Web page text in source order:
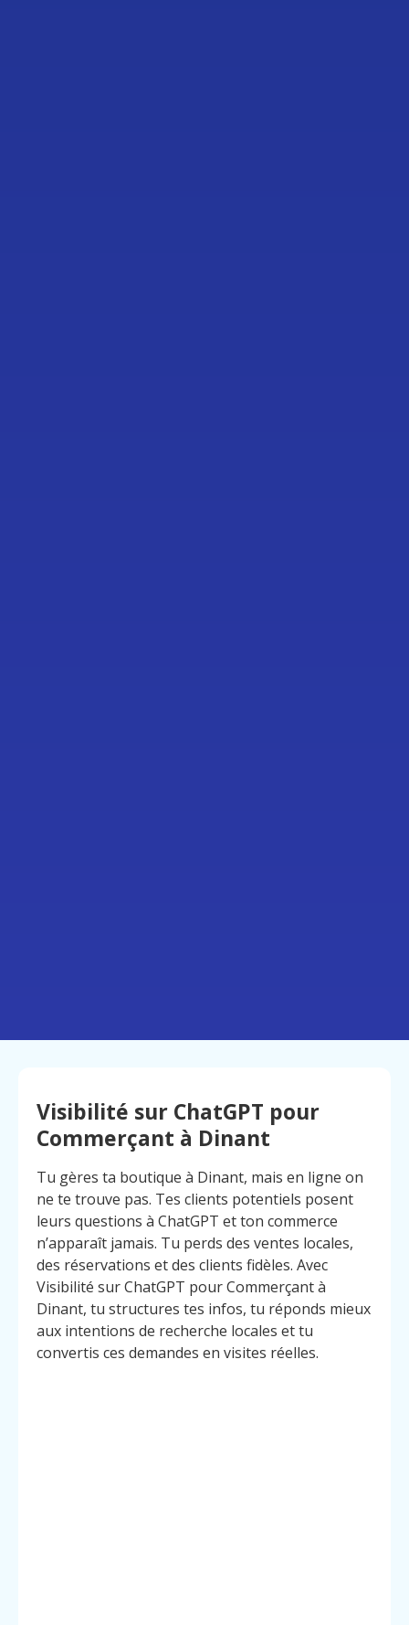
Visibilité sur ChatGPT pour
Commerçant à Dinant
Tu gères ta boutique à Dinant, mais en ligne on
ne te trouve pas. Tes clients potentiels posent
leurs questions à ChatGPT et ton commerce
n’apparaît jamais. Tu perds des ventes locales,
des réservations et des clients fidèles. Avec
Visibilité sur ChatGPT pour Commerçant à
Dinant, tu structures tes infos, tu réponds mieux
aux intentions de recherche locales et tu
convertis ces demandes en visites réelles.